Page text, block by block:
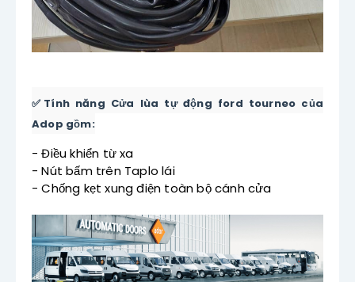
✅Tính năng Cửa lùa tự động ford tourneo của
Adop gồm:
- Điều khiển từ xa
- Nút bấm trên Taplo lái
- Chống kẹt xung điện toàn bộ cánh cửa